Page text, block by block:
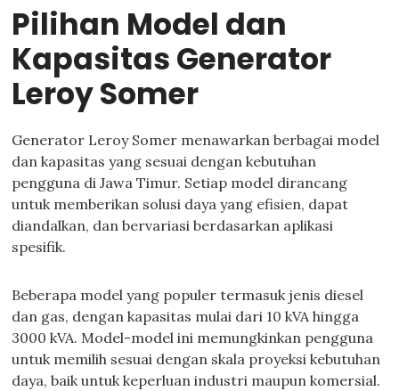
Pilihan Model dan
Kapasitas Generator
Leroy Somer
Generator Leroy Somer menawarkan berbagai model
dan kapasitas yang sesuai dengan kebutuhan
pengguna di Jawa Timur. Setiap model dirancang
untuk memberikan solusi daya yang efisien, dapat
diandalkan, dan bervariasi berdasarkan aplikasi
spesifik.
Beberapa model yang populer termasuk jenis diesel
dan gas, dengan kapasitas mulai dari 10 kVA hingga
3000 kVA. Model-model ini memungkinkan pengguna
untuk memilih sesuai dengan skala proyeksi kebutuhan
daya, baik untuk keperluan industri maupun komersial.